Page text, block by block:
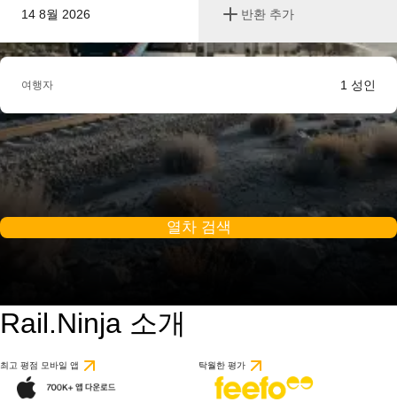
14 8월 2026 반환 추가
여행자 1 성인
열차 검색
Rail.Ninja 소개
최고 평점 모바일 앱 탁월한 평가